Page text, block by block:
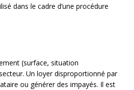
dans le cadre d’une procédure
(surface, situation
Un loyer disproportionné par
ou générer des impayés. Il est